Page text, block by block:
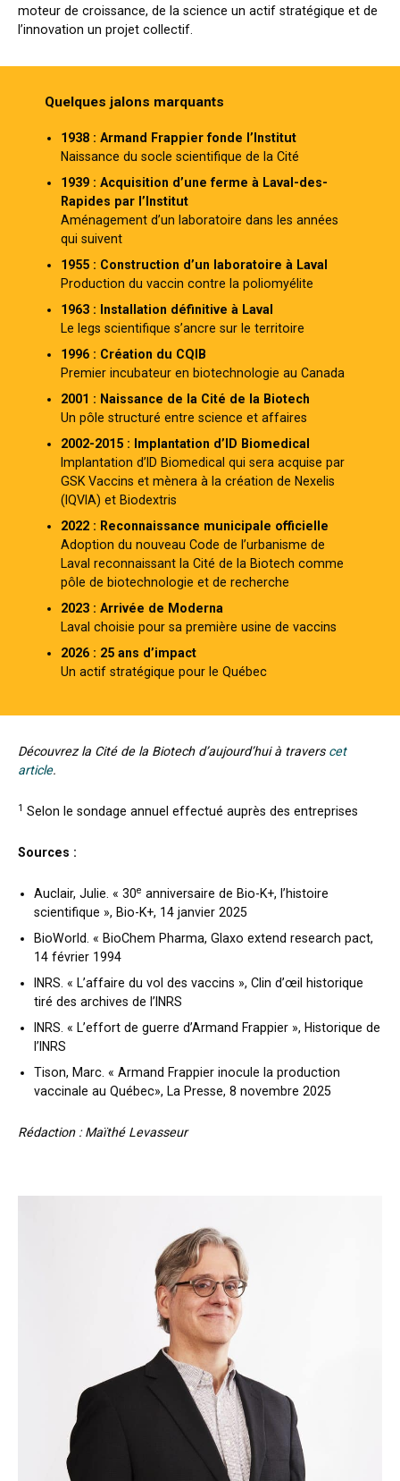
moteur de croissance, de la science un actif stratégique et de
l’innovation un projet collectif.
Quelques jalons marquants
1938 : Armand Frappier fonde l’Institut
Naissance du socle scientifique de la Cité
1939 : Acquisition d’une ferme à Laval-des-
Rapides par l’Institut
Aménagement d’un laboratoire dans les années
qui suivent
1955 : Construction d’un laboratoire à Laval
Production du vaccin contre la poliomyélite
1963 : Installation définitive à Laval
Le legs scientifique s’ancre sur le territoire
1996 : Création du CQIB
Premier incubateur en biotechnologie au Canada
2001 : Naissance de la Cité de la Biotech
Un pôle structuré entre science et affaires
2002-2015 : Implantation d’ID Biomedical
Implantation d’ID Biomedical qui sera acquise par
GSK Vaccins et mènera à la création de Nexelis
(IQVIA) et Biodextris
2022 : Reconnaissance municipale officielle
Adoption du nouveau Code de l’urbanisme de
Laval reconnaissant la Cité de la Biotech comme
pôle de biotechnologie et de recherche
2023 : Arrivée de Moderna
Laval choisie pour sa première usine de vaccins
2026 : 25 ans d’impact
Un actif stratégique pour le Québec
Découvrez la Cité de la Biotech d’aujourd’hui à travers cet
article.
1 Selon le sondage annuel effectué auprès des entreprises
Sources :
Auclair, Julie. « 30e anniversaire de Bio-K+, l’histoire
scientifique », Bio-K+, 14 janvier 2025
BioWorld. « BioChem Pharma, Glaxo extend research pact,
14 février 1994
INRS. « L’affaire du vol des vaccins », Clin d’œil historique
tiré des archives de l’INRS
INRS. « L’effort de guerre d’Armand Frappier », Historique de
l’INRS
Tison, Marc. « Armand Frappier inocule la production
vaccinale au Québec», La Presse, 8 novembre 2025
Rédaction : Maïthé Levasseur